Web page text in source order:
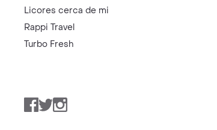
Licores cerca de mi
Rappi Travel
Turbo Fresh
Facebook
TwitterInstagram